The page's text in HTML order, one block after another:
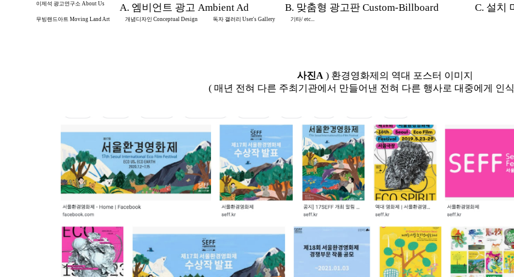
이제석 광고연구소 About Us A. 엠비언트 광고 Ambient Ad B. 맞춤형 광고판 Custom-Billboard C. 설치
무빙랜드아트 Moving Land Art
개념디자인 Conceptual Design 독자 갤러리 User's Gallery 기타/ etc...
사진A ) 환경영화제의 역대 포스터 이미지
( 매년 전혀 다른 주최기관에서 만들어낸 전혀 다른 행사로 대중에게 인